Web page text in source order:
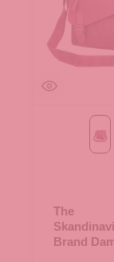
The
Brand